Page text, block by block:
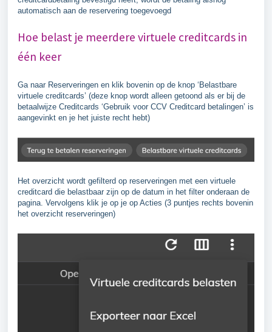
automatisch aan de reservering toegevoegd
Hoe belast je meerdere virtuele creditcards in
één keer
Ga naar Reserveringen en klik bovenin op de knop ‘Belastbare
virtuele creditcards’ (deze knop wordt alleen getoond als er bij de
betaalwijze Creditcards ‘Gebruik voor CCV Creditcard betalingen’ is
aangevinkt en je het juiste recht hebt)
Het overzicht wordt gefilterd op reserveringen met een virtuele
creditcard die belastbaar zijn op de datum in het filter onderaan de
pagina. Vervolgens klik je op je op Acties (3 puntjes rechts bovenin
het overzicht reserveringen)